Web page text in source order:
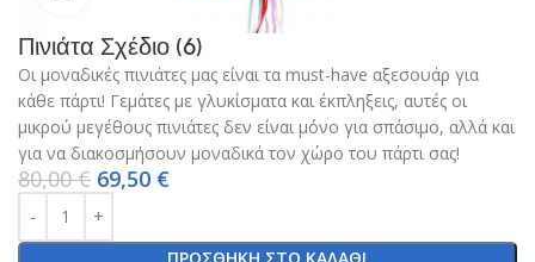
Πινιάτα Σχέδιο (6)
Οι μοναδικές πινιάτες μας είναι τα must-have αξεσουάρ για
κάθε πάρτι! Γεμάτες με γλυκίσματα και έκπληξεις, αυτές οι
μικρού μεγέθους πινιάτες δεν είναι μόνο για σπάσιμο, αλλά και
για να διακοσμήσουν μοναδικά τον χώρο του πάρτι σας!
80,00€ 69,50 €